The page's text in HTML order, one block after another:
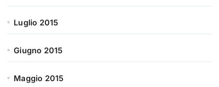
Luglio 2015
Giugno 2015
Maggio 2015